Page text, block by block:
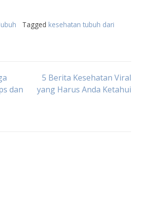
Tagged kesehatan tubuh dari
dan
5 Berita Kesehatan Viral
yang Harus Anda Ketahui